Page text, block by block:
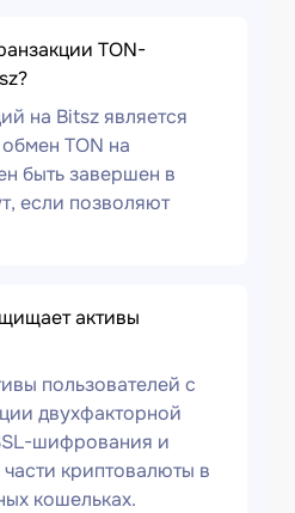
TON-
на Bitsz является
TON на
быть завершен в
если позволяют
активы
пользователей с
двухфакторной
шифрования и
криптовалюты в
кошельках.